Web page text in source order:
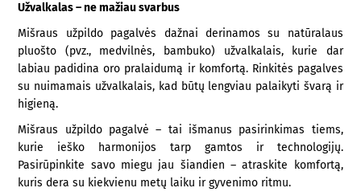
Užvalkalas – ne mažiau svarbus
Mišraus užpildo pagalvės dažnai derinamos su natūralaus
pluošto (pvz., medvilnės, bambuko) užvalkalais, kurie dar
labiau padidina oro pralaidumą ir komfortą. Rinkitės pagalves
su nuimamais užvalkalais, kad būtų lengviau palaikyti švarą ir
higieną.
Mišraus užpildo pagalvė – tai išmanus pasirinkimas tiems,
kurie ieško harmonijos tarp gamtos ir technologijų.
Pasirūpinkite savo miegu jau šiandien – atraskite komfortą,
kuris dera su kiekvienu metų laiku ir gyvenimo ritmu.